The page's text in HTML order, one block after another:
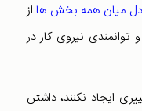
میان همه بخش هااز
توانمندی نیروی کار در
ایجاد نکنند، داشتن